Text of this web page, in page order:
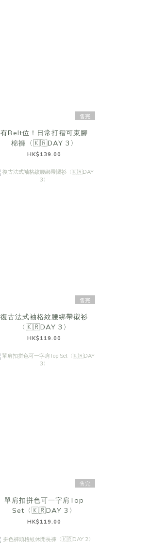
售完
有Belt位！日常打褶可束腳
棉褲〈🇰🇷DAY 3〉
HK$139.00
售完
復古法式袖格紋腰綁帶襯衫
〈🇰🇷DAY 3〉
HK$119.00
售完
單肩扣拼色可一字肩Top
Set〈🇰🇷DAY 3〉
HK$119.00